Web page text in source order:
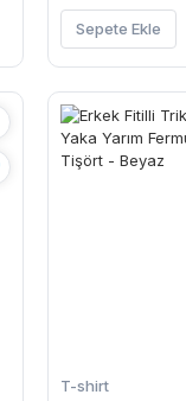
Sepete Ekle
T-shirt